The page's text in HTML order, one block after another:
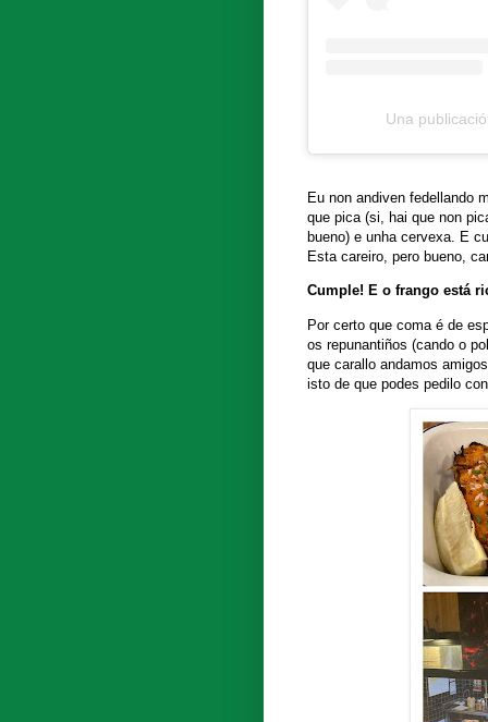
Una
Eu non andiven fedellando
que pica (si, hai que non
bueno) e unha cervexa. E
Esta careiro, pero bueno,
Cumple! E o frango está
Por certo que coma é de
os repunantiños (cando o
que carallo andamos
isto de que podes pedilo